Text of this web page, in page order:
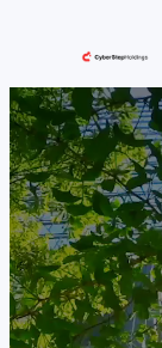
を
ス
キ
ッ
プ